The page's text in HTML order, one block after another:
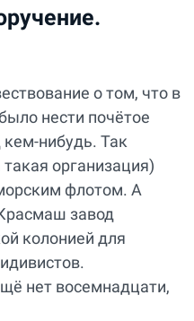
о том, что в
нести почётое
нибудь. Так
организация)
флотом. А
завод
колонией для
нет восемнадцати,